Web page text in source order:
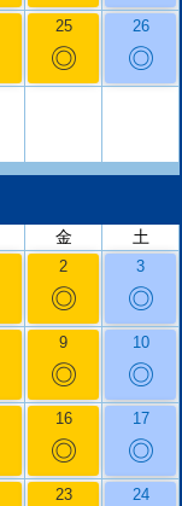
25
◎
26
◎
金 土
2
◎
3
◎
9
◎
10
◎
16
◎
17
◎
23 24